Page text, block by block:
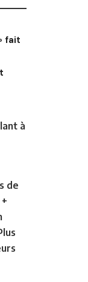
fait
à
de